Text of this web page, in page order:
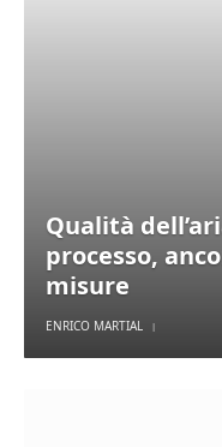
Qualità
processo,
misure
ENRICO MARTIAL